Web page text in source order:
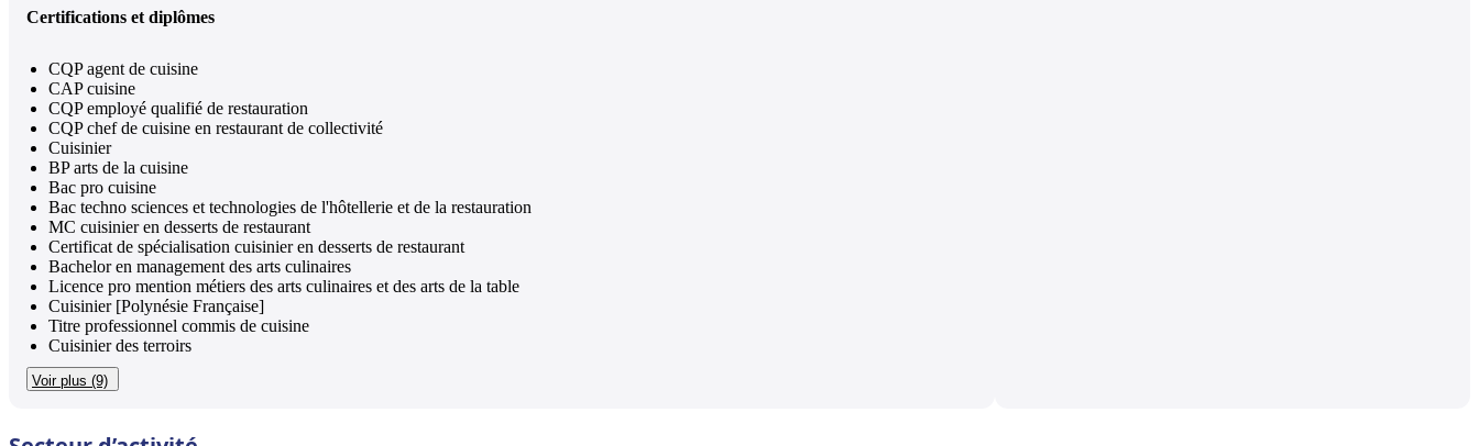
Certifications et diplômes
CQP agent de cuisine
CAP cuisine
CQP employé qualifié de restauration
CQP chef de cuisine en restaurant de collectivité
Cuisinier
BP arts de la cuisine
Bac pro cuisine
Bac techno sciences et technologies de l'hôtellerie et de la restauration
MC cuisinier en desserts de restaurant
Certificat de spécialisation cuisinier en desserts de restaurant
Bachelor en management des arts culinaires
Licence pro mention métiers des arts culinaires et des arts de la table
Cuisinier [Polynésie Française]
Titre professionnel commis de cuisine
Cuisinier des terroirs
Voir plus (9)